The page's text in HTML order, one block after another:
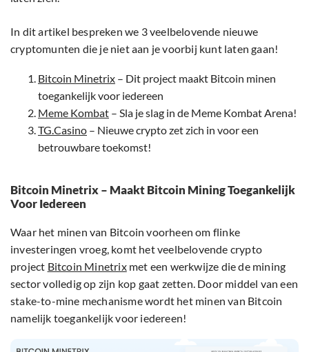
In dit artikel bespreken we 3 veelbelovende nieuwe
cryptomunten die je niet aan je voorbij kunt laten gaan!
Bitcoin Minetrix – Dit project maakt Bitcoin minen
toegankelijk voor iedereen
Meme Kombat – Sla je slag in de Meme Kombat Arena!
TG.Casino – Nieuwe crypto zet zich in voor een
betrouwbare toekomst!
Bitcoin Minetrix – Maakt Bitcoin Mining Toegankelijk
Voor Iedereen
Waar het minen van Bitcoin voorheen om flinke
investeringen vroeg, komt het veelbelovende crypto
project Bitcoin Minetrixmet een werkwijze die de mining
sector volledig op zijn kop gaat zetten. Door middel van een
stake-to-mine mechanisme wordt het minen van Bitcoin
namelijk toegankelijk voor iedereen!